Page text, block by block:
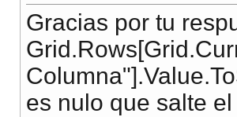
Gracias por tu
es nulo que salte